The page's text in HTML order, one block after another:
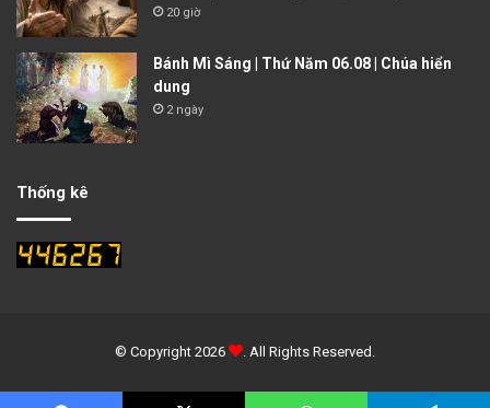
20 giờ
Bánh Mì Sáng | Thứ Năm 06.08 | Chúa hiển
dung
2 ngày
Thống kê
© Copyright 2026 . All Rights Reserved.